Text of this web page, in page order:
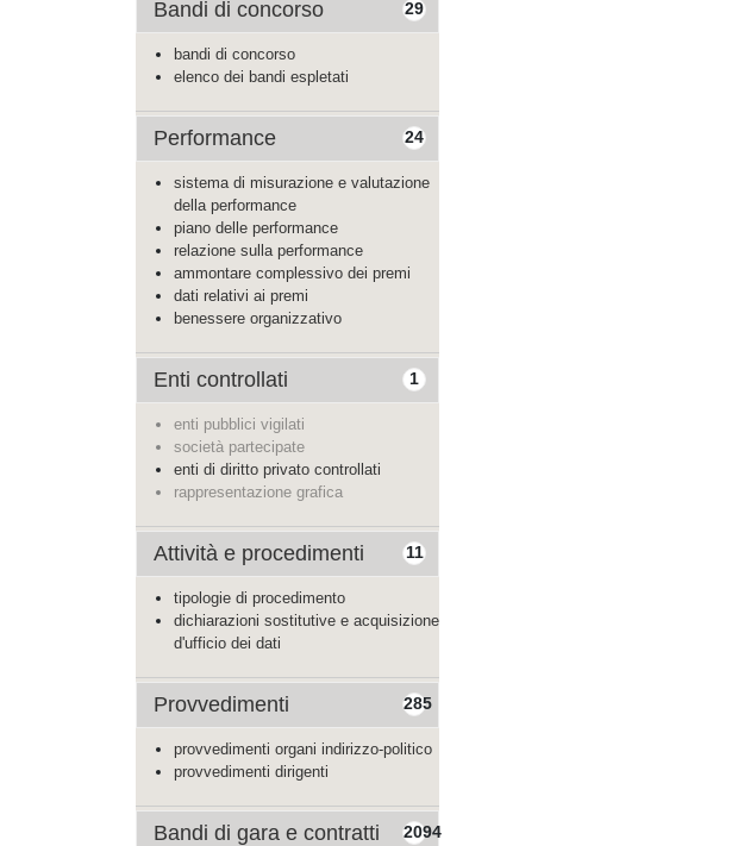
29
Bandi di concorso
bandi di concorso
elenco dei bandi espletati
24
Performance
sistema di misurazione e valutazione
della performance
piano delle performance
relazione sulla performance
ammontare complessivo dei premi
dati relativi ai premi
benessere organizzativo
1
Enti controllati
enti pubblici vigilati
società partecipate
enti di diritto privato controllati
rappresentazione grafica
11
Attività e procedimenti
tipologie di procedimento
dichiarazioni sostitutive e acquisizione
d'ufficio dei dati
285
Provvedimenti
provvedimenti organi indirizzo-politico
provvedimenti dirigenti
2094
Bandi di gara e contratti